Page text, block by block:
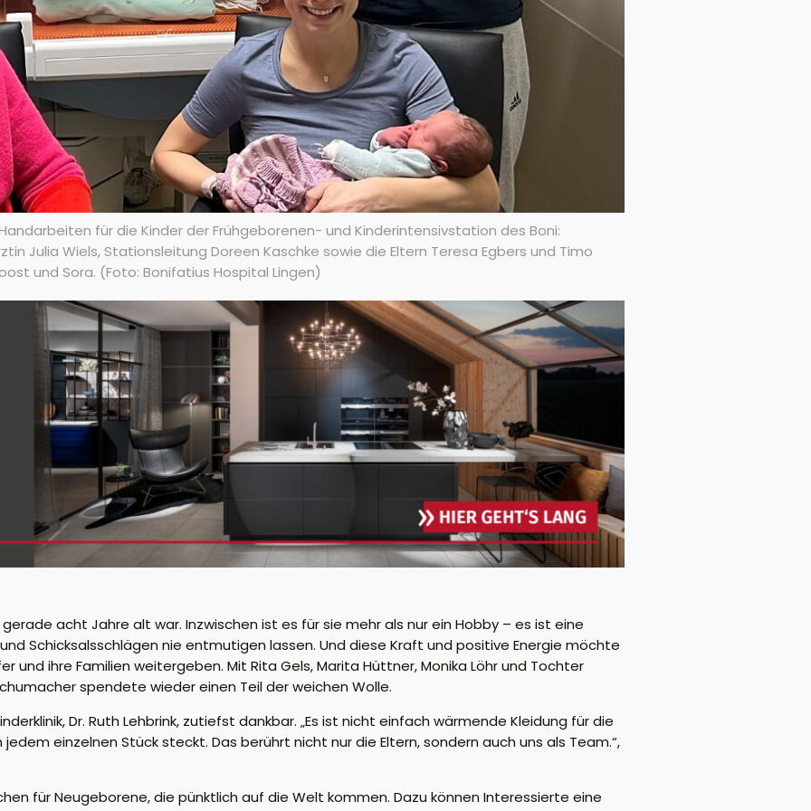
für die Kinder der Frühgeborenen- und Kinderintensivstation des Boni:
Julia Wiels, Stationsleitung Doreen Kaschke sowie die Eltern Teresa Egbers und Timo
und Sora. (Foto: Bonifatius Hospital Lingen)
acht Jahre alt war. Inzwischen ist es für sie mehr als nur ein Hobby – es ist eine
Schicksalsschlägen nie entmutigen lassen. Und diese Kraft und positive Energie möchte
ihre Familien weitergeben. Mit Rita Gels, Marita Hüttner, Monika Löhr und Tochter
spendete wieder einen Teil der weichen Wolle.
Dr. Ruth Lehbrink, zutiefst dankbar. „Es ist nicht einfach wärmende Kleidung für die
einzelnen Stück steckt. Das berührt nicht nur die Eltern, sondern auch uns als Team.“,
für Neugeborene, die pünktlich auf die Welt kommen. Dazu können Interessierte eine